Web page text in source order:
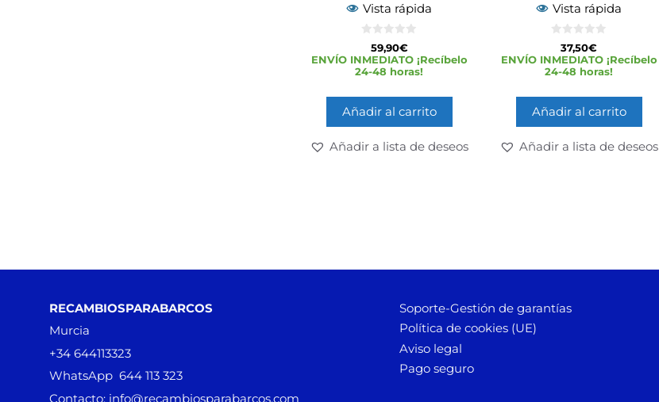
Vista rápida
e
5
59,90€
ENVÍO INMEDIATO ¡Recíbelo
24-48 horas!
Añadir al carrito
Añadir a lista de deseos
Vista rápida
e
5
37,50€
ENVÍO INMEDIATO ¡Recíbelo
24-48 horas!
Añadir al carrito
Añadir a lista de deseos
RECAMBIOSPARABARCOS
Murcia
+34 644113323
WhatsApp 644 113 323
Contacto: info@recambiosparabarcos.com
Soporte-Gestión de garantías
Política de cookies (UE)
Aviso legal
Pago seguro